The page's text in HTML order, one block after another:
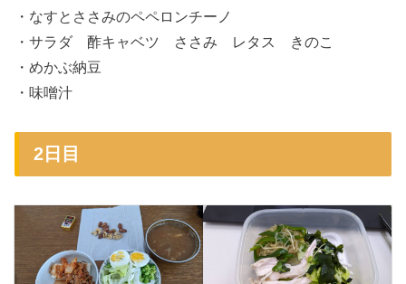
・なすとささみのペペロンチーノ
・サラダ 酢キャベツ ささみ レタス きのこ
・めかぶ納豆
・味噌汁
2日目